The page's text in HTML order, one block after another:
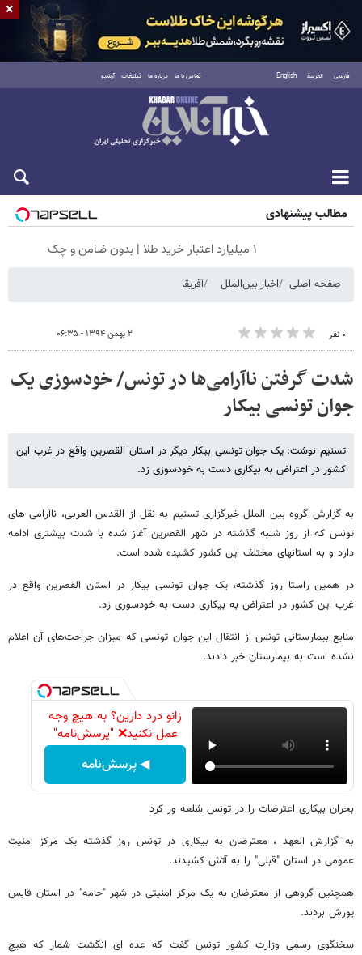
فارسی العربية English تماس با ما درباره ما تبلیغات آرشیو
جمعه ۱۶ مرداد ۱۴۰۵
مطالب پیشنهادی
۱ میلیارد اعتبار خرید طلا | بدون ضامن و چک
صفحه اصلی اخبار بین‌الملل آفریقا
۰ نفر ۲ بهمن ۱۳۹۴ - ۰۶:۳۵
شدت گرفتن ناآرامی‌ها در تونس/ خودسوزی یک
جوان تونسی بیکار
تسنیم نوشت: یک جوان تونسی بیکار دیگر در استان القصرین واقع در غرب این
کشور در اعتراض به بیکاری دست به خودسوزی زد.
به گزارش گروه بین الملل خبرگزاری تسنیم به نقل از القدس العربی، ناآرامی های
تونس که از روز شنبه گذشته در شهر القصرین آغاز شده با شدت بیشتری ادامه
دارد و به استانهای مختلف این کشور کشیده شده است.
در همین راستا روز گذشته، یک جوان تونسی بیکار در استان القصرین واقع در
غرب این کشور در اعتراض به بیکاری دست به خودسوزی زد.
منابع بیمارستانی تونس از انتقال این جوان تونسی که میزان جراحت‌های آن اعلام
نشده است به بیمارستان خبر دادند.
زانو درد دارین؟ به هیچ وجه
عمل نکنید❌ "پرسش‌نامه"
◀ پرسش‌نامه
بحران بیکاری اعترضات را در تونس شلعه ور کرد
به گزارش العهد ، معترضان به بیکاری در تونس روز گذشته یک مرکز امنیت
عمومی در استان "قبلی" را به آتش کشیدند.
همچنین گروهی از معترضان به یک مرکز امنیتی در شهر "حامه" در استان قابس
یورش بردند.
سخنگوی رسمی وزارت کشور تونس گفت که عده ای انگشت شمار که هیچ
×